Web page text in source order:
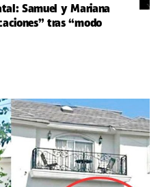
Samuel y Mariana
tras “modo